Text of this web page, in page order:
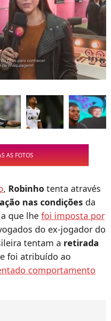
AS FOTOS
, Robinho tenta através
nas condições da
que lhe foi imposta por
do ex-jogador do
tentam a retirada
foi atribuído ao
comportamento